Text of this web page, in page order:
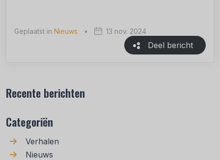
Geplaatst in Nieuws • 13 nov. 2024
Deel bericht
Recente berichten
Categoriën
Verhalen
Nieuws